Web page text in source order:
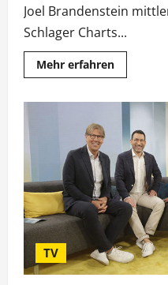
Joel Brandenstein
Schlager Charts...
Mehr erfahrenMehr
Engels
Joel
stürmen
die
Schlager
Charts
TV